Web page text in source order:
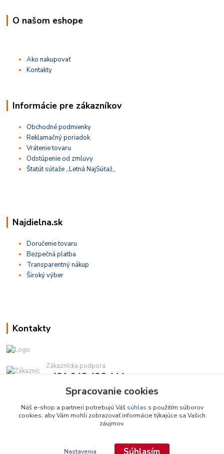
O našom eshope
Ako nakupovať
Kontakty
Informácie pre zákazníkov
Obchodné podmienky
Reklamačný poriadok
Vrátenie tovaru
Odstúpenie od zmluvy
Štatút súťaže ,,Letná NajSúťaž,,
Najdielna.sk
Doručenie tovaru
Bezpečná platba
Transparentný nákup
Široký výber
Kontakty
Zákaznícka podpora
+421 948 436 444
(Po-Pia, 9-16 hod.)
info@najdielna.sk
Spracovanie cookies
Náš e-shop a partneri potrebujú Váš súhlas s použitím súborov
cookies, aby Vám mohli zobrazovať informácie týkajúce sa Vašich
záujmov.
Nastavenia